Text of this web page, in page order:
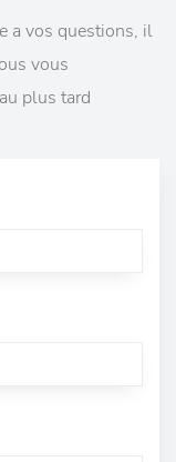
a vos questions, il
vous
plus tard